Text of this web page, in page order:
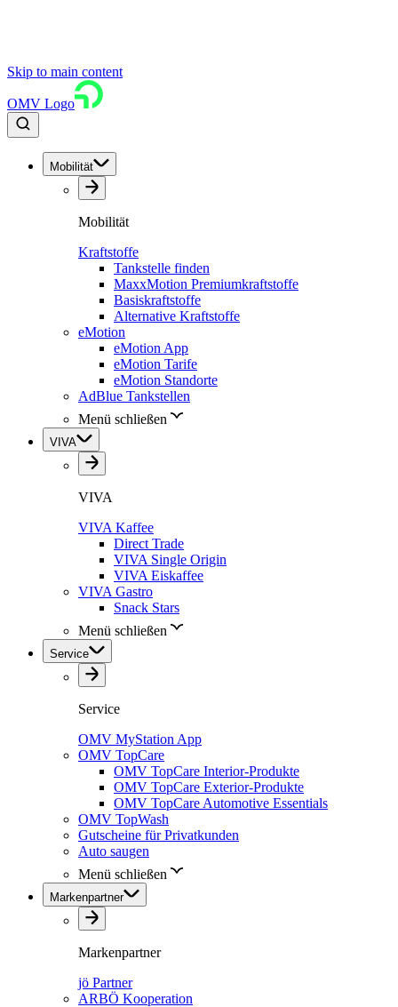
Skip to main content
OMV Logo
Mobilität
Mobilität
Kraftstoffe
Tankstelle finden
MaxxMotion Premiumkraftstoffe
Basiskraftstoffe
Alternative Kraftstoffe
eMotion
eMotion App
eMotion Tarife
eMotion Standorte
AdBlue Tankstellen
Menü schließen
VIVA
VIVA
VIVA Kaffee
Direct Trade
VIVA Single Origin
VIVA Eiskaffee
VIVA Gastro
Snack Stars
Menü schließen
Service
Service
OMV MyStation App
OMV TopCare
OMV TopCare Interior-Produkte
OMV TopCare Exterior-Produkte
OMV TopCare Automotive Essentials
OMV TopWash
Gutscheine für Privatkunden
Auto saugen
Menü schließen
Markenpartner
Markenpartner
jö Partner
ARBÖ Kooperation